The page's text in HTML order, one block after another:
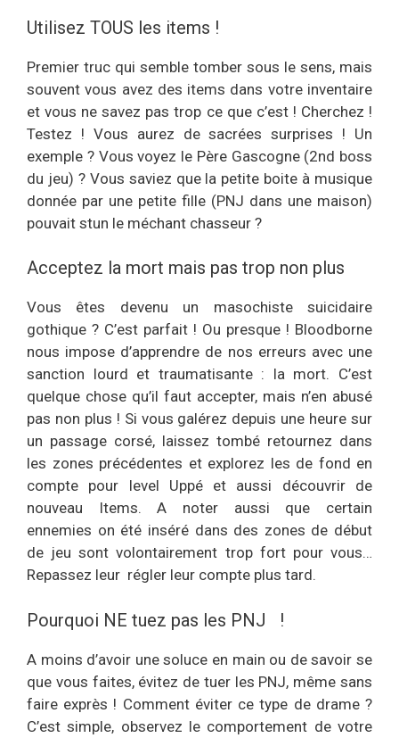
Utilisez TOUS les items !
Premier truc qui semble tomber sous le sens, mais
souvent vous avez des items dans votre inventaire
et vous ne savez pas trop ce que c’est ! Cherchez !
Testez ! Vous aurez de sacrées surprises ! Un
exemple ? Vous voyez le Père Gascogne (2nd boss
du jeu) ? Vous saviez que la petite boite à musique
donnée par une petite fille (PNJ dans une maison)
pouvait stun le méchant chasseur ?
Acceptez la mort mais pas trop non plus
Vous êtes devenu un masochiste suicidaire
gothique ? C’est parfait ! Ou presque ! Bloodborne
nous impose d’apprendre de nos erreurs avec une
sanction lourd et traumatisante : la mort. C’est
quelque chose qu’il faut accepter, mais n’en abusé
pas non plus ! Si vous galérez depuis une heure sur
un passage corsé, laissez tombé retournez dans
les zones précédentes et explorez les de fond en
compte pour level Uppé et aussi découvrir de
nouveau Items. A noter aussi que certain
ennemies on été inséré dans des zones de début
de jeu sont volontairement trop fort pour vous…
Repassez leur régler leur compte plus tard.
Pourquoi NE tuez pas les PNJ !
A moins d’avoir une soluce en main ou de savoir se
que vous faites, évitez de tuer les PNJ, même sans
faire exprès ! Comment éviter ce type de drame ?
C’est simple, observez le comportement de votre